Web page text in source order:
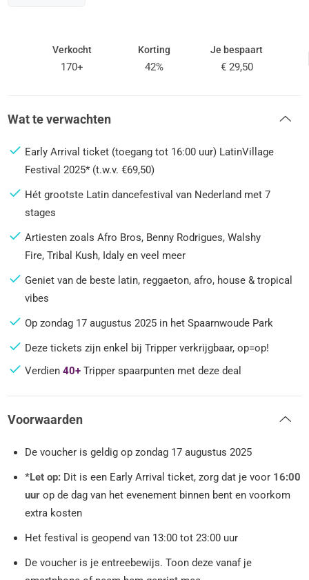
Verkocht
170+
Korting
42%
Je bespaart
€ 29,50
Wat te verwachten
Early Arrival ticket (toegang tot 16:00 uur) LatinVillage
Festival 2025* (t.w.v. €69,50)
Hét grootste Latin dancefestival van Nederland met 7
stages
Artiesten zoals Afro Bros, Benny Rodrigues, Walshy
Fire, Tribal Kush, Idaly en veel meer
Geniet van de beste latin, reggaeton, afro, house & tropical
vibes
Op zondag 17 augustus 2025 in het Spaarnwoude Park
Deze tickets zijn enkel bij Tripper verkrijgbaar, op=op!
Verdien40+ Tripper spaarpunten met deze deal
Voorwaarden
De voucher is geldig op zondag 17 augustus 2025
*Let op: Dit is een Early Arrival ticket, zorg dat je voor 16:00
uur op de dag van het evenement binnen bent en voorkom
extra kosten
Het festival is geopend van 13:00 tot 23:00 uur
De voucher is je entreebewijs. Toon deze vanaf je